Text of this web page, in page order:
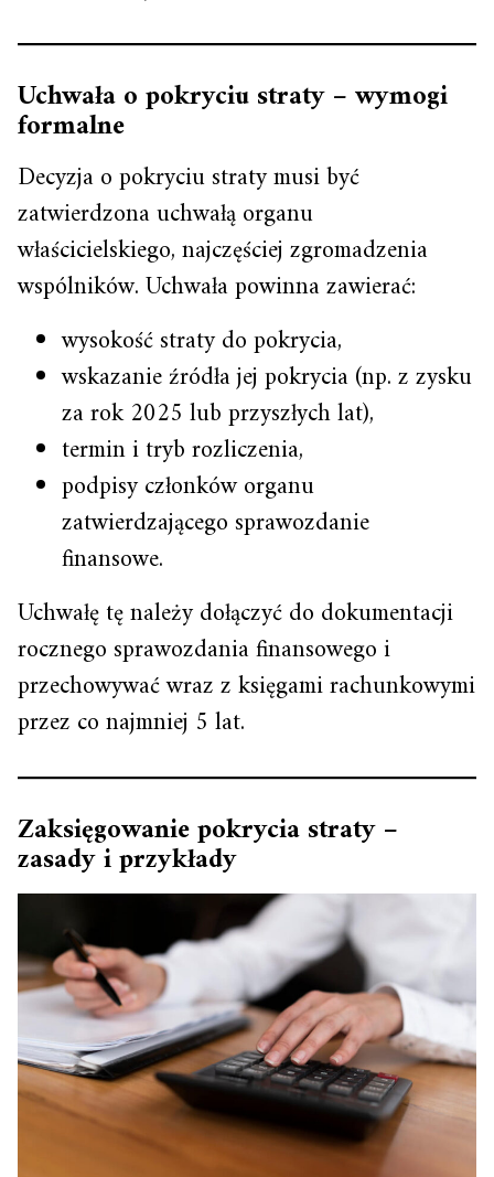
Uchwała o pokryciu straty – wymogi
formalne
Decyzja o pokryciu straty musi być
zatwierdzona uchwałą organu
właścicielskiego, najczęściej zgromadzenia
wspólników. Uchwała powinna zawierać:
wysokość straty do pokrycia,
wskazanie źródła jej pokrycia (np. z zysku
za rok 2025 lub przyszłych lat),
termin i tryb rozliczenia,
podpisy członków organu
zatwierdzającego sprawozdanie
finansowe.
Uchwałę tę należy dołączyć do dokumentacji
rocznego sprawozdania finansowego i
przechowywać wraz z księgami rachunkowymi
przez co najmniej 5 lat.
Zaksięgowanie pokrycia straty –
zasady i przykłady